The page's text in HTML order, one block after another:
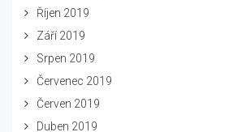
Říjen 2019
Září 2019
Srpen 2019
Červenec 2019
Červen 2019
Duben 2019